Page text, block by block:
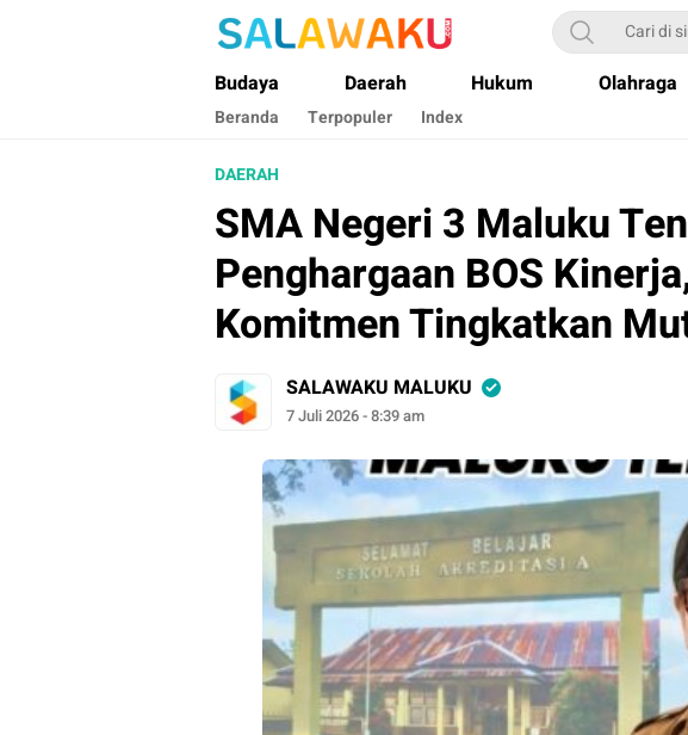
Salawaku Maluku
Salam dan Warta Anak Maluku
Budaya Daerah Hukum Olahraga
Beranda Terpopuler Index
DAERAH
SMA Negeri 3 Maluku
Penghargaan BOS
Komitmen Tingkatkan
SALAWAKU MALUKU
7 Juli 2026 - 8:39 am